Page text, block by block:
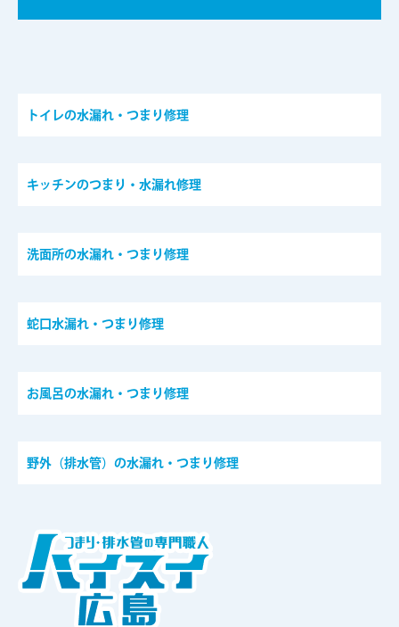
トイレの水漏れ・つまり修理
キッチンのつまり・水漏れ修理
洗面所の水漏れ・つまり修理
蛇口水漏れ・つまり修理
お風呂の水漏れ・つまり修理
野外（排水管）の水漏れ・つまり修理